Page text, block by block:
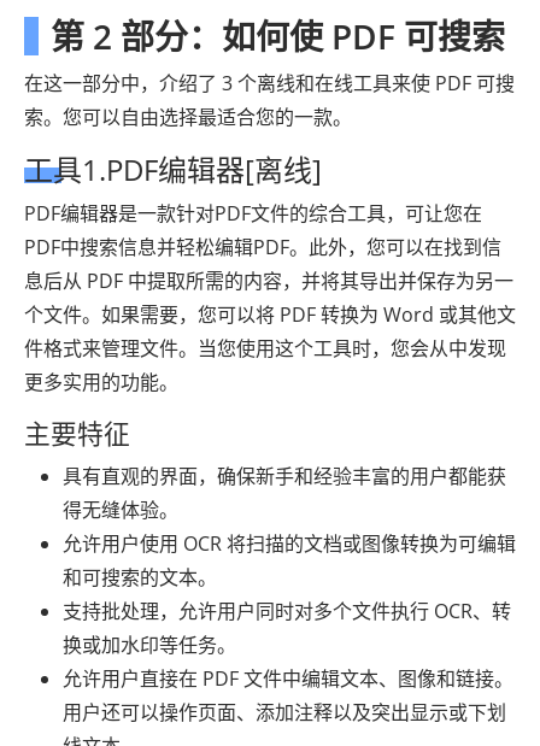
第 2 部分：如何使 PDF 可搜索
在这一部分中，介绍了 3 个离线和在线工具来使 PDF 可搜
索。您可以自由选择最适合您的一款。
工具1.PDF编辑器[离线]
PDF编辑器是一款针对PDF文件的综合工具，可让您在
PDF中搜索信息并轻松编辑PDF。此外，您可以在找到信
息后从 PDF 中提取所需的内容，并将其导出并保存为另一
个文件。如果需要，您可以将 PDF 转换为 Word 或其他文
件格式来管理文件。当您使用这个工具时，您会从中发现
更多实用的功能。
主要特征
具有直观的界面，确保新手和经验丰富的用户都能获
得无缝体验。
允许用户使用 OCR 将扫描的文档或图像转换为可编辑
和可搜索的文本。
支持批处理，允许用户同时对多个文件执行 OCR、转
换或加水印等任务。
允许用户直接在 PDF 文件中编辑文本、图像和链接。
用户还可以操作页面、添加注释以及突出显示或下划